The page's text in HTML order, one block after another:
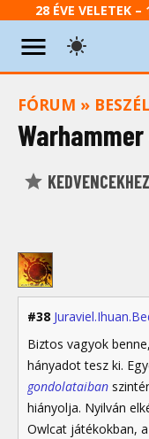
28 ÉVE VELETEK
FÓRUM »
KEDVENCEKHEZ
#38
Biztos vagyok
hányadot tesz ki.
gondolataiban
hiányolja. Nyilván
Owlcat játékokban,